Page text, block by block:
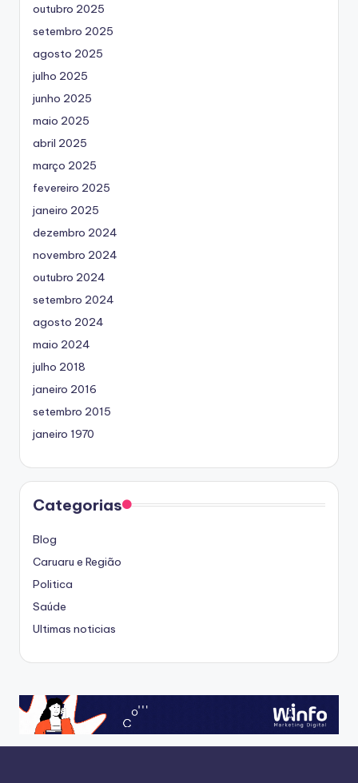
outubro 2025
setembro 2025
agosto 2025
julho 2025
junho 2025
maio 2025
abril 2025
março 2025
fevereiro 2025
janeiro 2025
dezembro 2024
novembro 2024
outubro 2024
setembro 2024
agosto 2024
maio 2024
julho 2018
janeiro 2016
setembro 2015
janeiro 1970
Categorias
Blog
Caruaru e Região
Politica
Saúde
Ultimas noticias